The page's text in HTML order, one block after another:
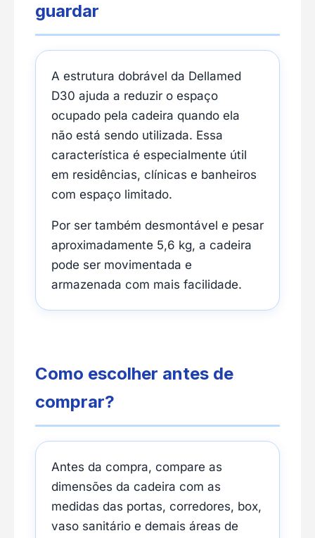
guardar
A estrutura dobrável da Dellamed
D30 ajuda a reduzir o espaço
ocupado pela cadeira quando ela
não está sendo utilizada. Essa
característica é especialmente útil
em residências, clínicas e banheiros
com espaço limitado.
Por ser também desmontável e pesar
aproximadamente 5,6 kg, a cadeira
pode ser movimentada e
armazenada com mais facilidade.
Como escolher antes de
comprar?
Antes da compra, compare as
dimensões da cadeira com as
medidas das portas, corredores, box,
vaso sanitário e demais áreas de